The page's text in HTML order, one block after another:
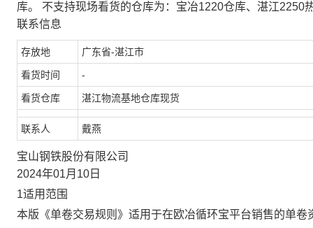
库。 不支持现场看货的仓库为：宝冶1220仓库、湛江2250
联系信息
存放地 广东省-湛江市
看货时间 -
看货仓库 湛江物流基地仓库现货
联系人 戴燕
宝山钢铁股份有限公司
2024年01月10日
1适用范围
本版《单卷交易规则》适用于在欧冶循环宝平台销售的单卷